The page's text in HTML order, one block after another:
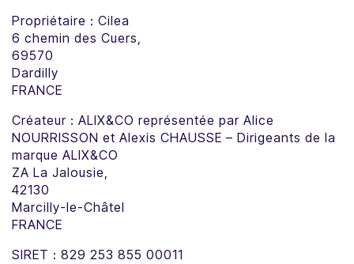
Propriétaire : Cilea
6 chemin des Cuers,
69570
Dardilly
FRANCE
Créateur : ALIX&CO représentée par Alice
NOURRISSON et Alexis CHAUSSE – Dirigeants de la
marque ALIX&CO
ZA La Jalousie,
42130
Marcilly-le-Châtel
FRANCE
SIRET : 829 253 855 00011